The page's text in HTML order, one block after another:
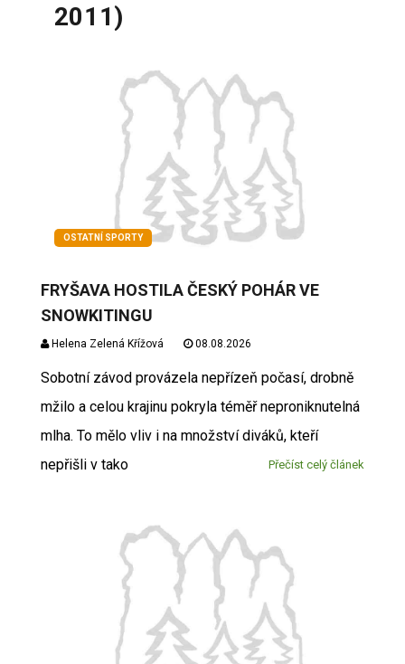
2011)
OSTATNÍ SPORTY
FRYŠAVA HOSTILA ČESKÝ POHÁR VE
SNOWKITINGU
Helena Zelená Křížová 08.08.2026
Sobotní závod provázela nepřízeň počasí, drobně
mžilo a celou krajinu pokryla téměř neproniknutelná
mlha. To mělo vliv i na množství diváků, kteří
nepřišli v tako
Přečíst celý článek